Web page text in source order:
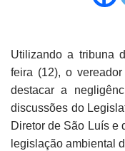
Utilizando a tribuna
feira (12), o
destacar a
discussões do
Diretor de São Luís e
legislação ambiental